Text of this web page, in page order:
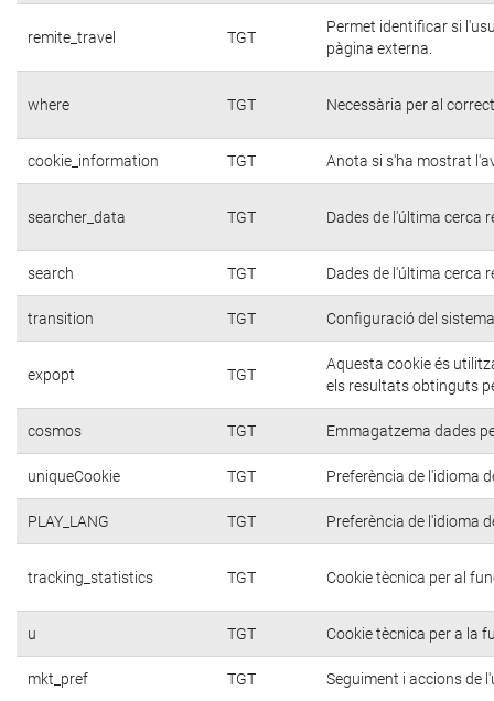
remite_travel TGT
Permet identificar si
pàgina externa.
where TGT Necessària per al
cookie_information TGT Anota si s'ha mostrat
searcher_data TGT Dades de l'última cerca
search TGT Dades de l'última cerca
transition TGT Configuració del
expopt TGT
Aquesta cookie és
els resultats obtinguts
cosmos TGT Emmagatzema dades
uniqueCookie TGT Preferència de l'idioma
PLAY_LANG TGT Preferència de l'idioma
tracking_statistics TGT Cookie tècnica per al
u TGT Cookie tècnica per a la
mkt_pref TGT Seguiment i accions de